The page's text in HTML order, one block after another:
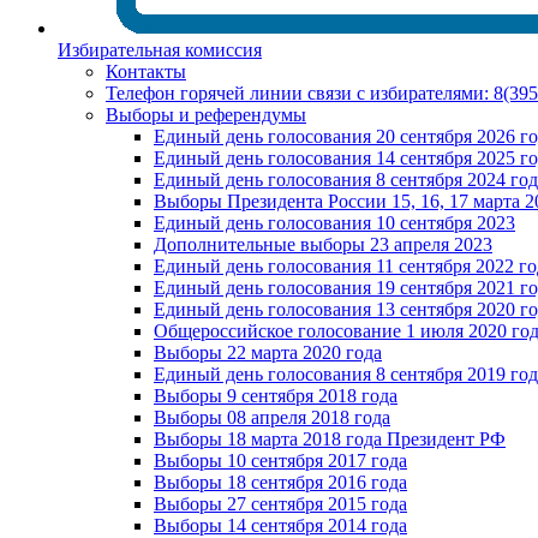
Избирательная комиссия
Контакты
Телефон горячей линии связи с избирателями:
Выборы и референдумы
Единый день голосования 20 сентября 2026
Единый день голосования 14 сентября 2025
Единый день голосования 8 сентября 2024
Выборы Президента России 15, 16, 17 марта
Единый день голосования 10 сентября 2023
Дополнительные выборы 23 апреля 2023
Единый день голосования 11 сентября 2022
Единый день голосования 19 сентября 2021
Единый день голосования 13 сентября 2020
Общероссийское голосование 1 июля 2020
Выборы 22 марта 2020 года
Единый день голосования 8 сентября 2019
Выборы 9 сентября 2018 года
Выборы 08 апреля 2018 года
Выборы 18 марта 2018 года Президент РФ
Выборы 10 сентября 2017 года
Выборы 18 сентября 2016 года
Выборы 27 сентября 2015 года
Выборы 14 сентября 2014 года